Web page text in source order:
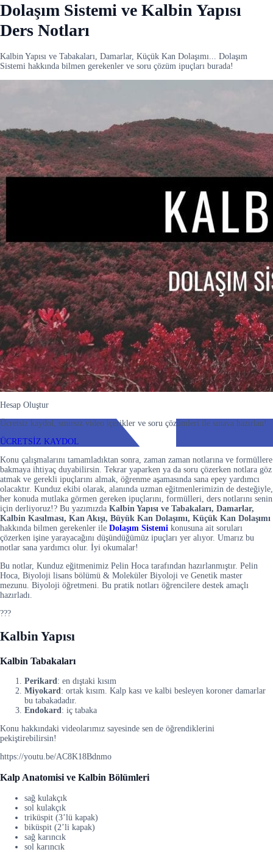
Dolaşım Sistemi ve Kalbin Yapısı
Ders Notları
Kalbin Yapısı ve Tabakaları, Damarlar, Küçük Kan Dolaşımı... Dolaşım
Sistemi hakkında bilmen gerekenler ve soru çözüm ipuçları burada!
Hesap Oluştur
Ücretsiz kaydol, sınırsız video içerikler ve soru çözümleri ile sınava hazırlan!
ÜCRETSİZ KAYDOL
Konu çalışmalarını tamamladıktan sonra, zaman zaman notlarına ve formüllere
bakmaya ihtiyaç duyabilirsin. Tekrar yaparken ya da soru çözerken notlara göz
atmak ve gerekli ipuçlarını almak, öğrenme aşamasında sana epey yardımcı
olacaktır. Kunduz ekibi olarak, alanında uzman eğitmenlerimizin de desteğiyle,
her konuda mutlaka görmen gereken ipuçlarını, formülleri, ders notlarını senin
için derliyoruz!? Bu yazımızda Kalbin Yapısı ve Tabakaları, Damarlar,
Kalbin Kasılması, Kan Akışı, Büyük Kan Dolaşımı, Küçük Kan Dolaşımı
hakkında bilmen gerekenler ile Dolaşım Sistemi konusuna ait soruları
çözerken işine yarayacağını düşündüğümüz ipuçları yer alıyor. Umarız bu
notlar sana yardımcı olur. İyi okumalar!
Bu notlar, Kunduz eğitmenimiz Pelin Hoca tarafından hazırlanmıştır. Pelin
Hoca, Biyoloji lisans bölümü & Moleküler Biyoloji ve Genetik master
mezunu. Biyoloji öğretmeni. Bu pratik notları öğrencilere destek amaçlı
hazırladı.
???
Kalbin Yapısı
Kalbin Tabakaları
Perikard: en dıştaki kısım
Miyokard: ortak kısım. Kalp kası ve kalbi besleyen koroner damarlar
bu tabakadadır.
Endokard: iç tabaka
Konu hakkındaki videolarımız sayesinde sen de öğrendiklerini
pekiştirebilirsin!
https://youtu.be/AC8K18Bdnmo
Kalp Anatomisi ve Kalbin Bölümleri
sağ kulakçık
sol kulakçık
triküspit (3’lü kapak)
biküspit (2’li kapak)
sağ karıncık
sol karıncık